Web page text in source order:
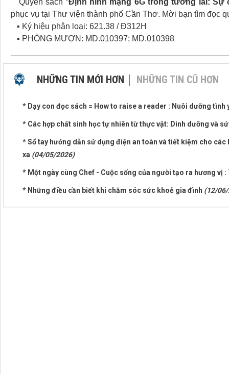
Quyển sách “Định hình mạng 6G trong tương lai: Sự
phục vụ tại Thư viện thành phố Cần Thơ. Mời bạn tìm đọc
▪ Ký hiệu phân loại: 621.38 / Đ312H
▪ PHÒNG MƯỢN: MD.010397; MD.010398
NHỮNG TIN MỚI HƠN NHỮNG TIN CŨ HƠN
* Dạy con đọc sách = How to raise a reader : Nuôi dưỡng
* Các hợp chất sinh học tự nhiên từ thực vật: Dinh dưỡng và
* Sổ tay hướng dẫn sử dụng điện an toàn và tiết kiệm cho
xa (04/05/2026)
* Một ngày cùng Chef - Cuộc sống của người tạo ra hương vị
* Những điều cần biết khi chăm sóc sức khoẻ gia đình (12/